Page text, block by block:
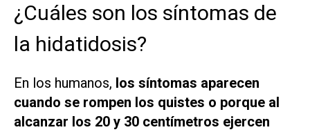
¿Cuáles son los síntomas de
la hidatidosis?
En los humanos, los síntomas aparecen
cuando se rompen los quistes o porque al
alcanzar los 20 y 30 centímetros ejercen